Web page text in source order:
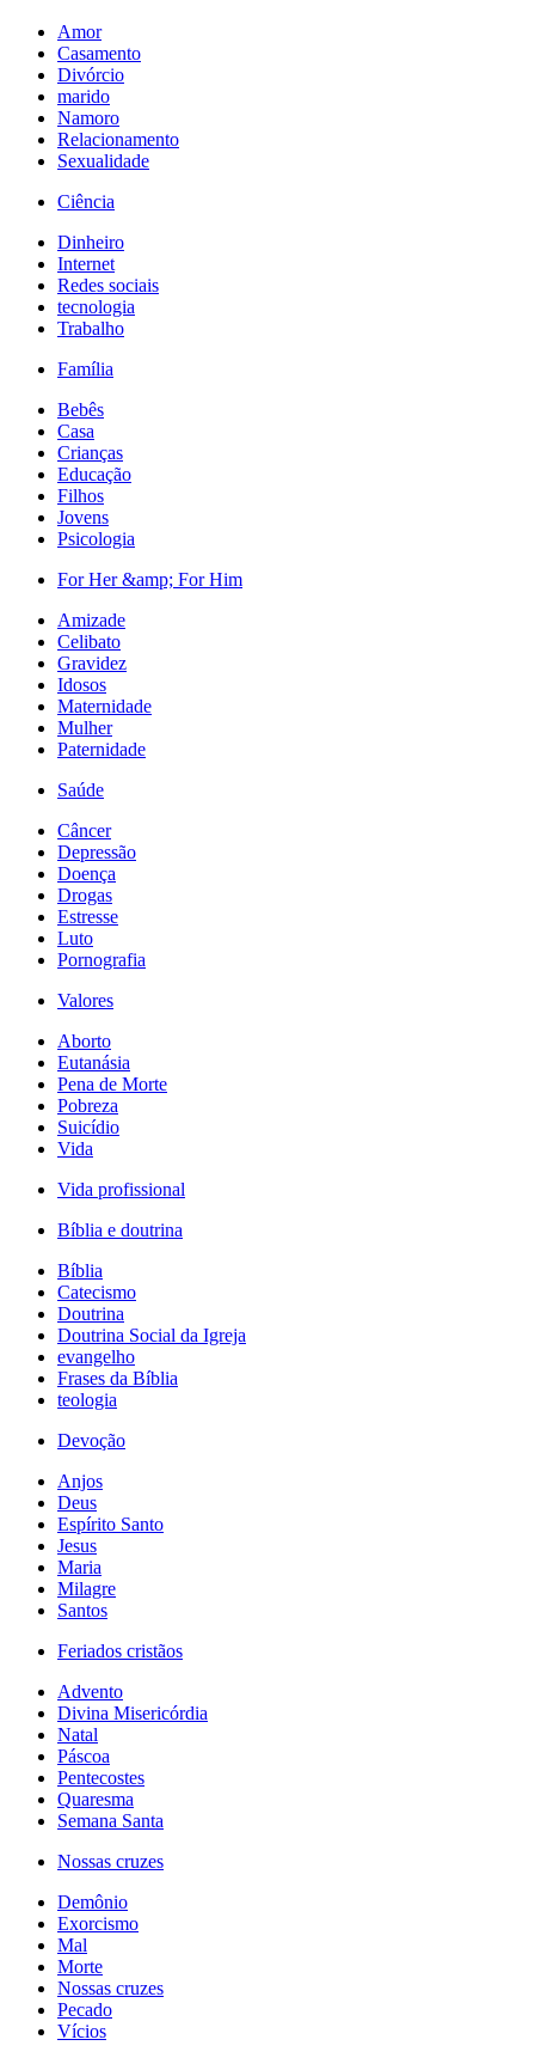
Amor
Casamento
Divórcio
marido
Namoro
Relacionamento
Sexualidade
Ciência
Dinheiro
Internet
Redes sociais
tecnologia
Trabalho
Família
Bebês
Casa
Crianças
Educação
Filhos
Jovens
Psicologia
For Her &amp; For Him
Amizade
Celibato
Gravidez
Idosos
Maternidade
Mulher
Paternidade
Saúde
Câncer
Depressão
Doença
Drogas
Estresse
Luto
Pornografia
Valores
Aborto
Eutanásia
Pena de Morte
Pobreza
Suicídio
Vida
Vida profissional
Bíblia e doutrina
Bíblia
Catecismo
Doutrina
Doutrina Social da Igreja
evangelho
Frases da Bíblia
teologia
Devoção
Anjos
Deus
Espírito Santo
Jesus
Maria
Milagre
Santos
Feriados cristãos
Advento
Divina Misericórdia
Natal
Páscoa
Pentecostes
Quaresma
Semana Santa
Nossas cruzes
Demônio
Exorcismo
Mal
Morte
Nossas cruzes
Pecado
Vícios